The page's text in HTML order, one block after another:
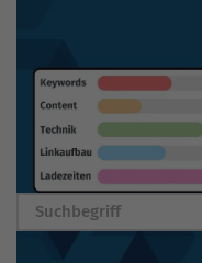
BLOG DURCHSUCHEN